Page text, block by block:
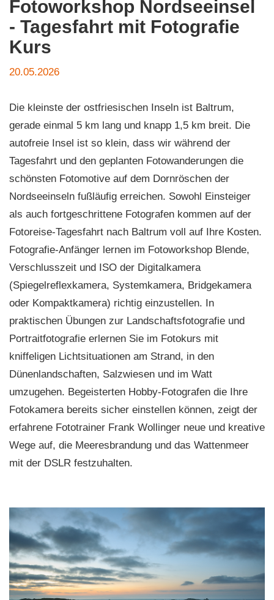
Fotoworkshop Nordseeinsel
- Tagesfahrt mit Fotografie
Kurs
20.05.2026
Die kleinste der ostfriesischen Inseln ist Baltrum,
gerade einmal 5 km lang und knapp 1,5 km breit. Die
autofreie Insel ist so klein, dass wir während der
Tagesfahrt und den geplanten Fotowanderungen die
schönsten Fotomotive auf dem Dornröschen der
Nordseeinseln fußläufig erreichen. Sowohl Einsteiger
als auch fortgeschrittene Fotografen kommen auf der
Fotoreise-Tagesfahrt nach Baltrum voll auf Ihre Kosten.
Fotografie-Anfänger lernen im Fotoworkshop Blende,
Verschlusszeit und ISO der Digitalkamera
(Spiegelreflexkamera, Systemkamera, Bridgekamera
oder Kompaktkamera) richtig einzustellen. In
praktischen Übungen zur Landschaftsfotografie und
Portraitfotografie erlernen Sie im Fotokurs mit
kniffeligen Lichtsituationen am Strand, in den
Dünenlandschaften, Salzwiesen und im Watt
umzugehen. Begeisterten Hobby-Fotografen die Ihre
Fotokamera bereits sicher einstellen können, zeigt der
erfahrene Fototrainer Frank Wollinger neue und kreative
Wege auf, die Meeresbrandung und das Wattenmeer
mit der DSLR festzuhalten.